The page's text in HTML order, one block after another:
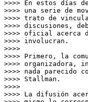
>>>> En estos días
>>>> una serie de
>>>> trato de
>>>> discusiones,
>>>> oficial acerca
>>>> involucran.
>>>>
>>>> Primero, la
>>>>
>>>> nada parecido
>>>> Stallman.
>>>>
>>>> La difusión